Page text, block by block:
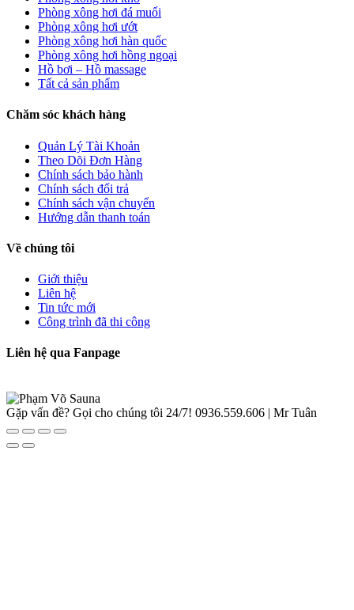
Phòng xông hơi đá muối
Phòng xông hơi ướt
Phòng xông hơi hàn quốc
Phòng xông hơi hồng ngoại
Hồ bơi – Hồ massage
Tất cả sản phẩm
Chăm sóc khách hàng
Quản Lý Tài Khoản
Theo Dõi Đơn Hàng
Chính sách bảo hành
Chính sách đổi trả
Chính sách vận chuyển
Hướng dẫn thanh toán
Về chúng tôi
Giới thiệu
Liên hệ
Tin tức mới
Công trình đã thi công
Liên hệ qua Fanpage
Gặp vấn đề? Gọi cho chúng tôi 24/7! 0936.559.606 | Mr Tuân